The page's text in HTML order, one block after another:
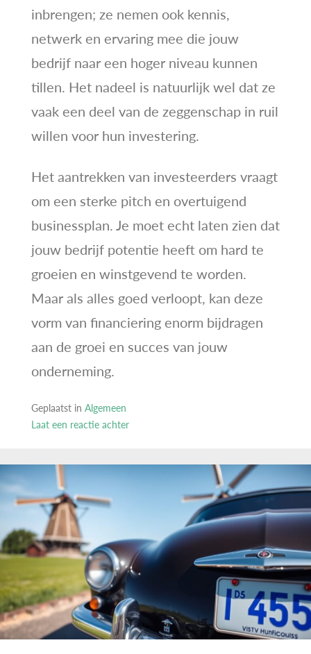
inbrengen; ze nemen ook kennis,
netwerk en ervaring mee die jouw
bedrijf naar een hoger niveau kunnen
tillen. Het nadeel is natuurlijk wel dat ze
vaak een deel van de zeggenschap in ruil
willen voor hun investering.
Het aantrekken van investeerders vraagt
om een sterke pitch en overtuigend
businessplan. Je moet echt laten zien dat
jouw bedrijf potentie heeft om hard te
groeien en winstgevend te worden.
Maar als alles goed verloopt, kan deze
vorm van financiering enorm bijdragen
aan de groei en succes van jouw
onderneming.
Geplaatst in Algemeen
Laat een reactie achter
ondernemers:
leningen,
kredieten
en
meer